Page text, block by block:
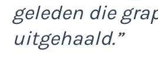
geleden die
uitgehaald.”